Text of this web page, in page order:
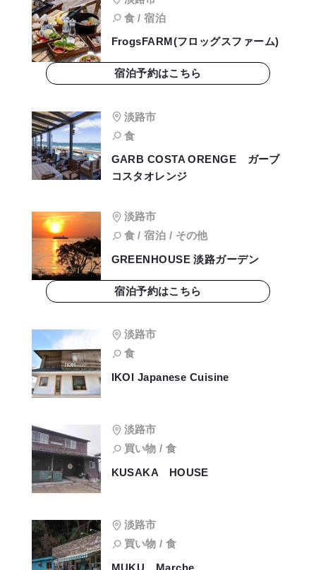
食 / 宿泊
FrogsFARM(フロッグスファーム)
宿泊予約はこちら
淡路市
食
GARB COSTA ORENGE ガーブ
コスタオレンジ
淡路市
食 / 宿泊 / その他
GREENHOUSE 淡路ガーデン
宿泊予約はこちら
淡路市
食
IKOI Japanese Cuisine
淡路市
買い物 / 食
KUSAKA HOUSE
淡路市
買い物 / 食
MUKU Marche